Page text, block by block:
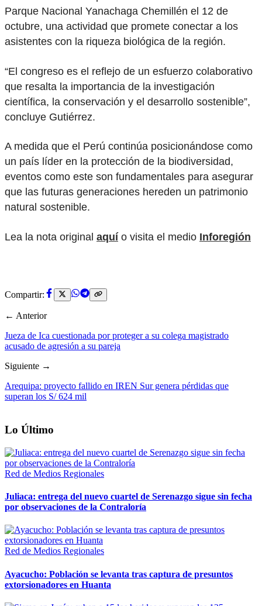
Parque Nacional Yanachaga Chemillén el 12 de
octubre, una actividad que promete conectar a los
asistentes con la riqueza biológica de la región.
“El congreso es el reflejo de un esfuerzo colaborativo
que resalta la importancia de la investigación
científica, la conservación y el desarrollo sostenible”,
concluye Gutiérrez.
A medida que el Perú continúa posicionándose como
un país líder en la protección de la biodiversidad,
eventos como este son fundamentales para asegurar
que las futuras generaciones hereden un patrimonio
natural sostenible.
Lea la nota original aquío visita el medio Inforegión
Compartir:
← Anterior
Jueza de Ica cuestionada por proteger a su colega magistrado
acusado de agresión a su pareja
Siguiente →
Arequipa: proyecto fallido en IREN Sur genera pérdidas que
superan los S/ 624 mil
Lo Último
Red de Medios Regionales
Juliaca: entrega del nuevo cuartel de Serenazgo sigue sin fecha
por observaciones de la Contraloría
Red de Medios Regionales
Ayacucho: Población se levanta tras captura de presuntos
extorsionadores en Huanta